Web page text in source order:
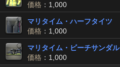
価格 ：1,000
マリタイム・ハーフタイツ
価格 ：1,000
マリタイム・ビーチサンダル
価格 ：1,000